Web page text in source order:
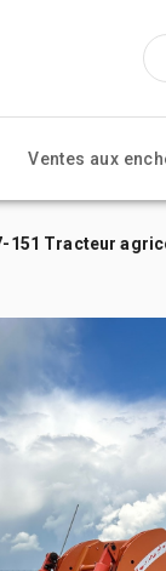
Ventes aux
151 Tracteur